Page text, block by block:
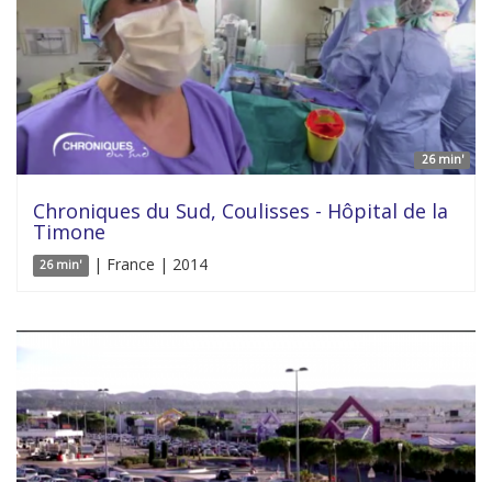
26 min'
Chroniques du Sud, Coulisses - Hôpital de la
Timone
26 min' | France | 2014